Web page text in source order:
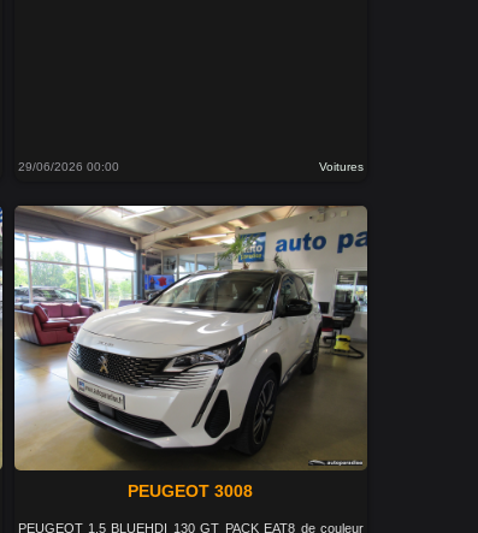
29/06/2026 00:00 Voitures
PEUGEOT 3008
PEUGEOT 1.5 BLUEHDI 130 GT PACK EAT8 de couleur